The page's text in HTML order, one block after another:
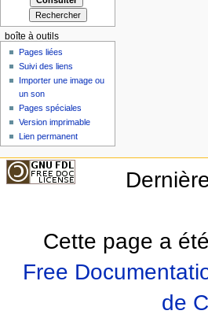
boîte à outils
Pages liées
Suivi des liens
Importer une image ou
un son
Pages spéciales
Version imprimable
Lien permanent
Cette page a
Free
de